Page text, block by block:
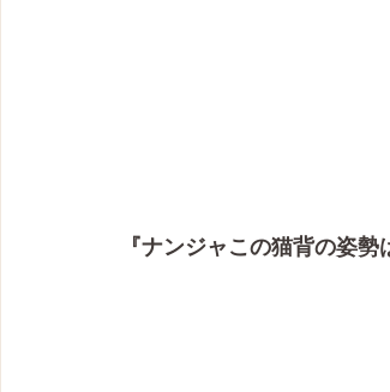
『ナンジャこの猫背の姿勢